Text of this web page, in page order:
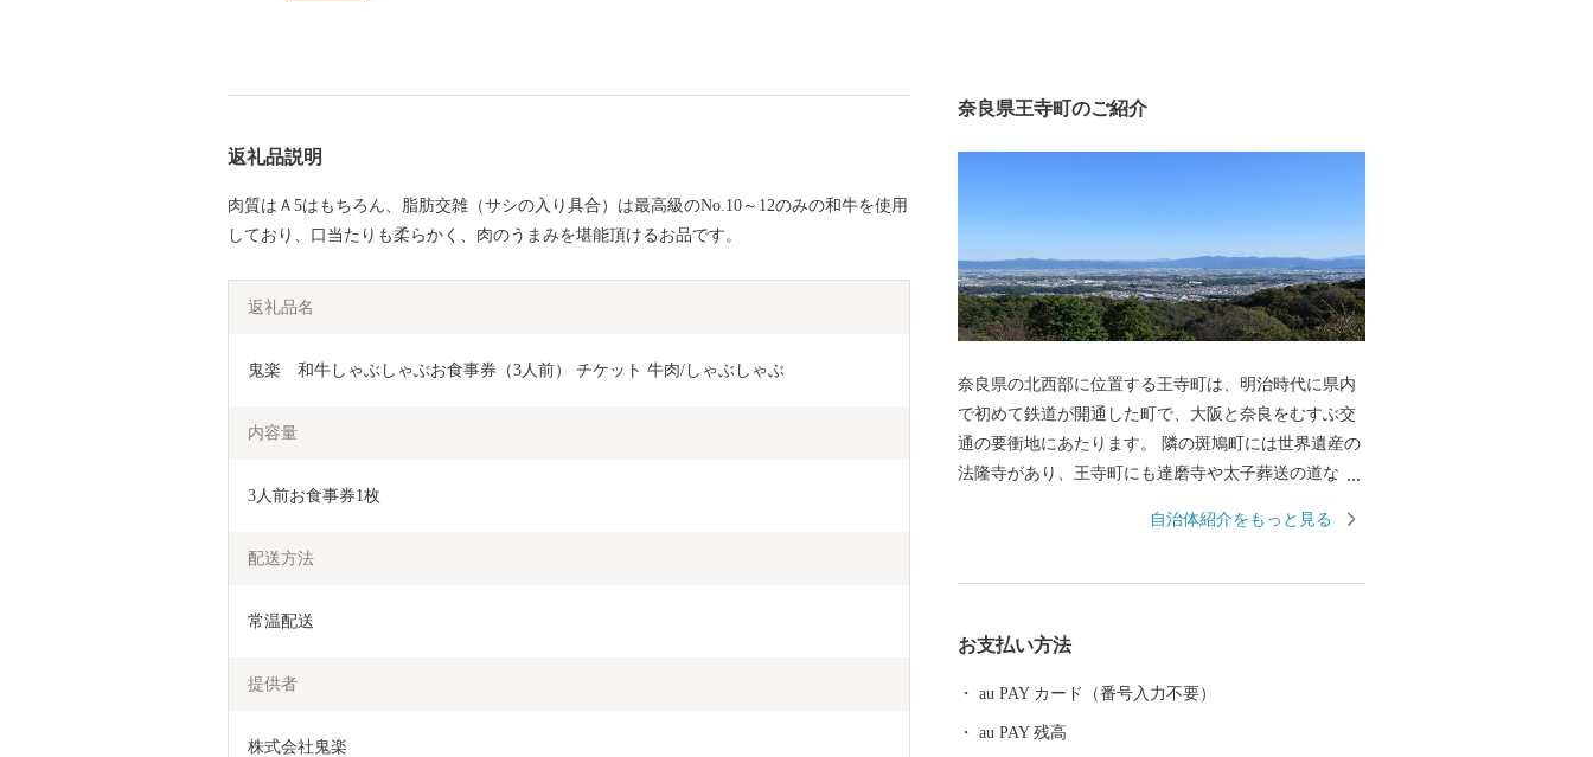
返礼品説明
肉質はＡ5はもちろん、脂肪交雑（サシの入り具合）は最高級のNo.10～12のみの和牛を使用
しており、口当たりも柔らかく、肉のうまみを堪能頂けるお品です。
返礼品名
鬼楽　和牛しゃぶしゃぶお食事券（3人前） チケット 牛肉/しゃぶしゃぶ
内容量
3人前お食事券1枚
配送方法
常温配送
提供者
株式会社鬼楽
奈良県王寺町のご紹介
奈良県の北西部に位置する王寺町は、明治時代に県内
で初めて鉄道が開通した町で、大阪と奈良をむすぶ交
通の要衝地にあたります。 隣の斑鳩町には世界遺産の
法隆寺があり、王寺町にも達磨寺や太子葬送の道な
す。 大阪、天王寺、奈良、法隆寺からも近く、便利な
自治体紹介をもっと見る
お支払い方法
au PAY カード（番号入力不要）
au PAY 残高